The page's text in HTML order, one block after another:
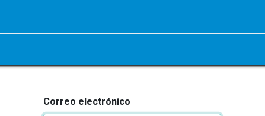
Correo electrónico